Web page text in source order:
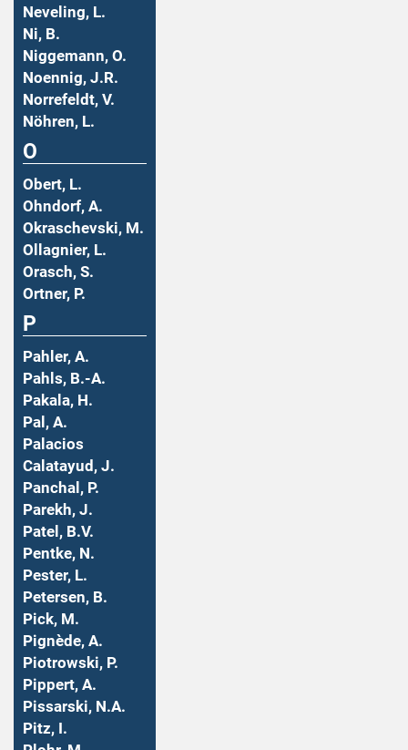
Neveling, L.
Ni, B.
Niggemann, O.
Noennig, J.R.
Norrefeldt, V.
Nöhren, L.
O
Obert, L.
Ohndorf, A.
Okraschevski, M.
Ollagnier, L.
Orasch, S.
Ortner, P.
P
Pahler, A.
Pahls, B.-A.
Pakala, H.
Pal, A.
Palacios
Calatayud, J.
Panchal, P.
Parekh, J.
Patel, B.V.
Pentke, N.
Pester, L.
Petersen, B.
Pick, M.
Pignède, A.
Piotrowski, P.
Pippert, A.
Pissarski, N.A.
Pitz, I.